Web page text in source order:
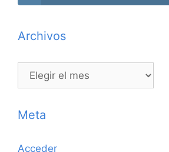
Archivos
Archivos
Meta
Acceder